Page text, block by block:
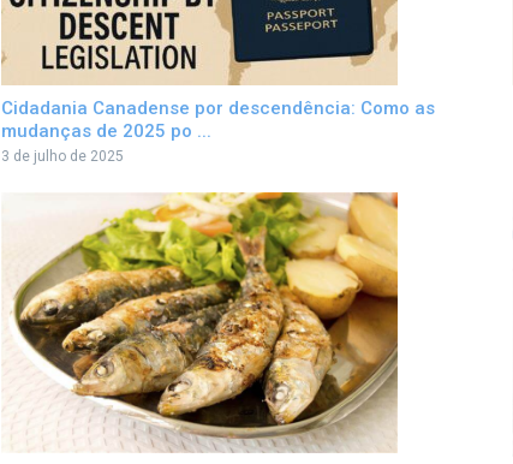
Cidadania Canadense por descendência: Como as
mudanças de 2025 po ...
3 de julho de 2025